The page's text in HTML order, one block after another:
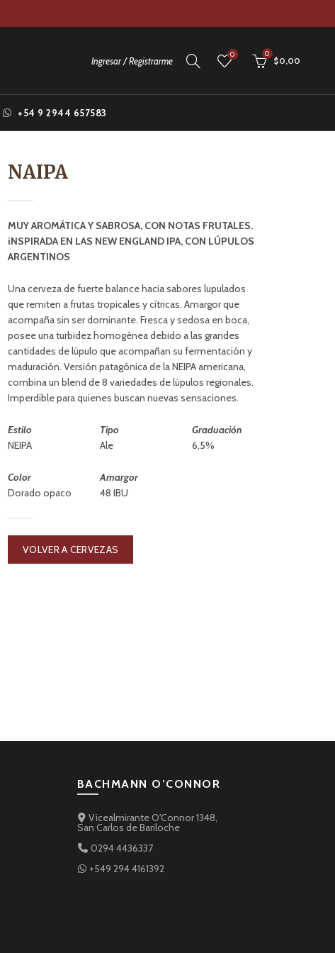
Ingresar / Registrarme
0 0
$0,00
+54 9 2944 657583
NAIPA
MUY AROMÁTICA Y SABROSA, CON NOTAS FRUTALES.
iNSPIRADA EN LAS NEW ENGLAND IPA, CON LÚPULOS
ARGENTINOS
Una cerveza de fuerte balance hacia sabores lupulados
que remiten a frutas tropicales y cítricas. Amargor que
acompaña sin ser dominante. Fresca y sedosa en boca,
posee una turbidez homogénea debido a las grandes
cantidades de lúpulo que acompañan su fermentación y
maduración. Versión patagónica de la NEIPA americana,
combina un blend de 8 variedades de lúpulos regionales.
Imperdible para quienes buscan nuevas sensaciones.
Estilo
NEIPA
Tipo
Ale
Graduación
6,5%
Color
Dorado opaco
Amargor
48 IBU
VOLVER A CERVEZAS
BACHMANN O’CONNOR
Vicealmirante O'Connor 1348,
San Carlos de Bariloche
0294 4436337
+549 294 4161392